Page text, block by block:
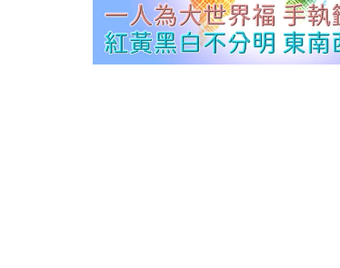
宇傳
奇官
個
個
都